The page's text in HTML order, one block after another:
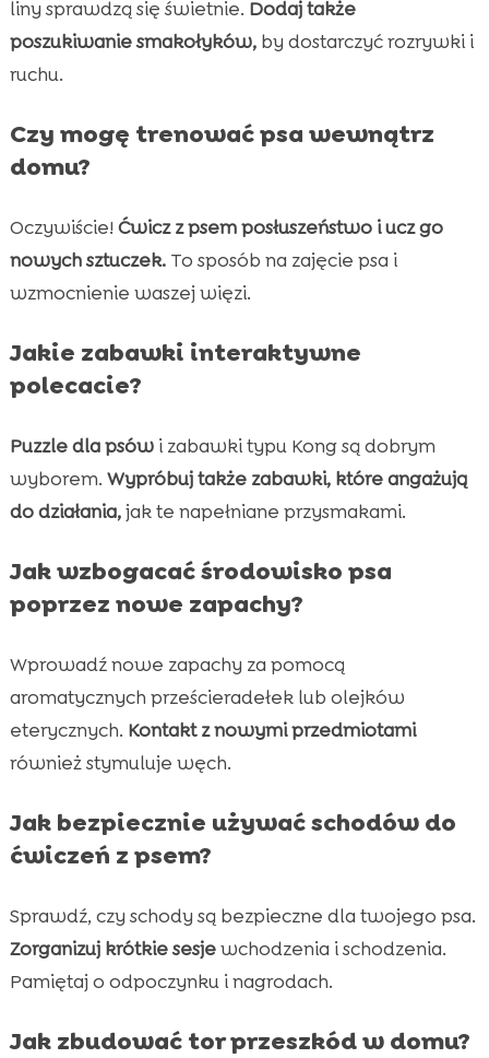
liny sprawdzą się świetnie. Dodaj także
poszukiwanie smakołyków,by dostarczyć rozrywki i
ruchu.
Czy mogę trenować psa wewnątrz
domu?
Oczywiście! Ćwicz z psem posłuszeństwo i ucz go
nowych sztuczek.To sposób na zajęcie psa i
wzmocnienie waszej więzi.
Jakie zabawki interaktywne
polecacie?
Puzzle dla psówi zabawki typu Kong są dobrym
wyborem. Wypróbuj także zabawki, które angażują
do działania,jak te napełniane przysmakami.
Jak wzbogacać środowisko psa
poprzez nowe zapachy?
Wprowadź nowe zapachy za pomocą
aromatycznych prześcieradełek lub olejków
eterycznych. Kontakt z nowymi przedmiotami
również stymuluje węch.
Jak bezpiecznie używać schodów do
ćwiczeń z psem?
Sprawdź, czy schody są bezpieczne dla twojego psa.
Zorganizuj krótkie sesjewchodzenia i schodzenia.
Pamiętaj o odpoczynku i nagrodach.
Jak zbudować tor przeszkód w domu?